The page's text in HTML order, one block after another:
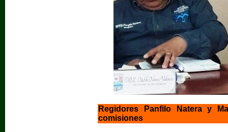
Regidores Panfilo Natera y
comisiones